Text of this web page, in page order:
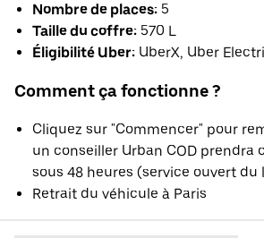
Nombre de places: 5
Taille du coffre: 570 L
Éligibilité Uber: UberX, Uber
Comment ça fonctionne ?
Cliquez sur "Commencer" pour
un conseiller Urban COD prendra
sous 48 heures (service ouvert
Retrait du véhicule à Paris